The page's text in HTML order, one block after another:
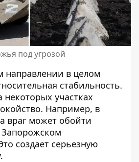
под угрозой
направлении в целом
стабильность.
некоторых участках
. Например, в
враг может обойти
создает серьезную